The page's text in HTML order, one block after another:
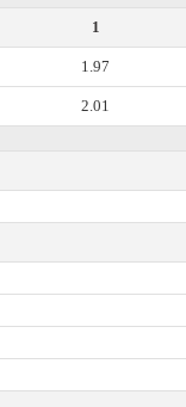
1
1.97
2.01